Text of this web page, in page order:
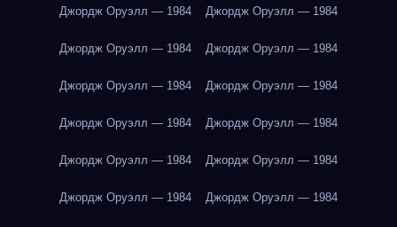
Джордж Оруэлл — 1984 Джордж Оруэлл — 1984
Джордж Оруэлл — 1984 Джордж Оруэлл — 1984
Джордж Оруэлл — 1984 Джордж Оруэлл — 1984
Джордж Оруэлл — 1984 Джордж Оруэлл — 1984
Джордж Оруэлл — 1984 Джордж Оруэлл — 1984
Джордж Оруэлл — 1984 Джордж Оруэлл — 1984